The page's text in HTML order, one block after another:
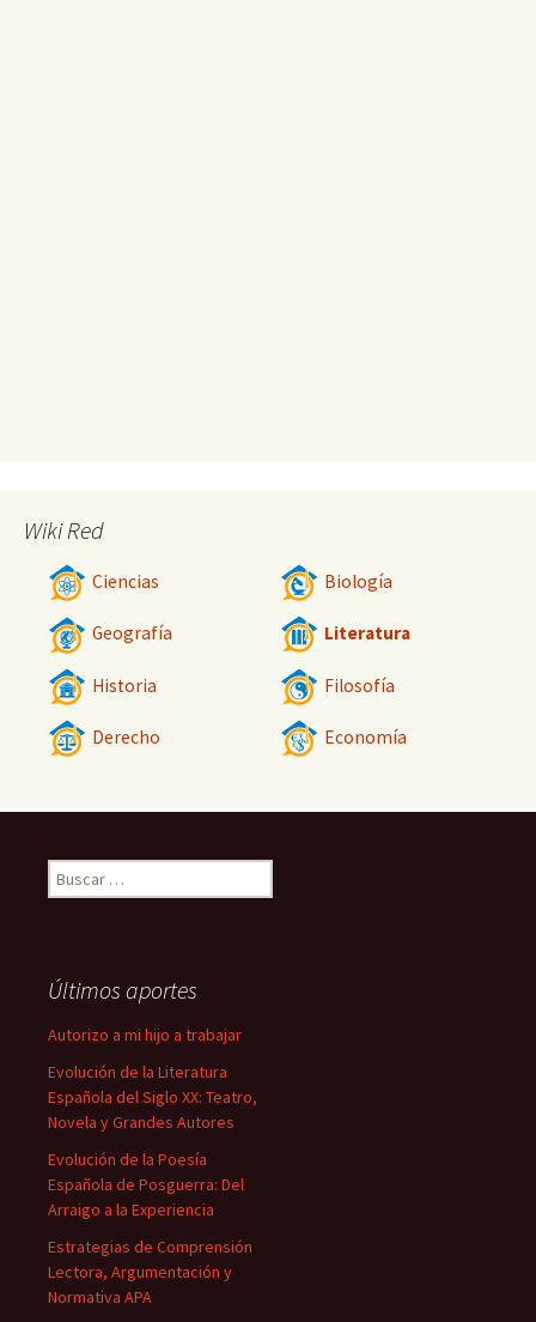
Wiki Red
Ciencias Biología
Geografía Literatura
Historia Filosofía
Derecho Economía
Buscar:
Últimos aportes
Autorizo a mi hijo a trabajar
Evolución de la Literatura
Española del Siglo XX: Teatro,
Novela y Grandes Autores
Evolución de la Poesía
Española de Posguerra: Del
Arraigo a la Experiencia
Estrategias de Comprensión
Lectora, Argumentación y
Normativa APA